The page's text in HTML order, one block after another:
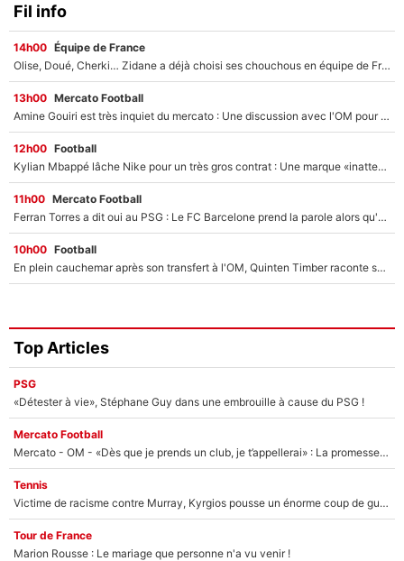
Fil info
14h00 Équipe de France
Olise, Doué, Cherki… Zidane a déjà choisi ses chouchous en équipe de France ? L’IA annonce des surprises sans Kylian Mbappé !
13h00 Mercato Football
Amine Gouiri est très inquiet du mercato : Une discussion avec l'OM pour acter son transfert !
12h00 Football
Kylian Mbappé lâche Nike pour un très gros contrat : Une marque «inattendue» va frapper très fort
11h00 Mercato Football
Ferran Torres a dit oui au PSG : Le FC Barcelone prend la parole alors qu'un transfert de l'attaquant espagnol prend forme
10h00 Football
En plein cauchemar après son transfert à l'OM, Quinten Timber raconte ses doutes après sa signature à Marseille
Top Articles
PSG
«Détester à vie», Stéphane Guy dans une embrouille à cause du PSG !
Mercato Football
Mercato - OM - «Dès que je prends un club, je t’appellerai» : La promesse de Marcelino au moment de claquer la porte
Tennis
Victime de racisme contre Murray, Kyrgios pousse un énorme coup de gueule !
Tour de France
Marion Rousse : Le mariage que personne n'a vu venir !